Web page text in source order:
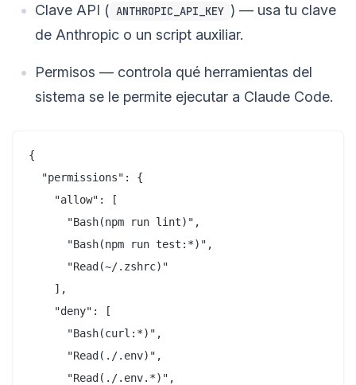
Clave API ( ANTHROPIC_API_KEY ) — usa tu clave
de Anthropic o un script auxiliar.
Permisos — controla qué herramientas del
sistema se le permite ejecutar a Claude Code.
{
  "permissions": {
    "allow": [
      "Bash(npm run lint)",
      "Bash(npm run test:*)",
      "Read(~/.zshrc)"
    ],
    "deny": [
      "Bash(curl:*)",
      "Read(./.env)",
      "Read(./.env.*)",